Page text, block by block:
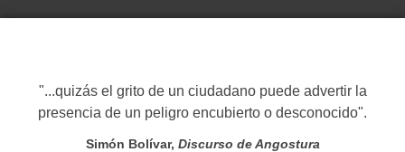
"...quizás el grito de un ciudadano puede advertir la
presencia de un peligro encubierto o desconocido".
Simón Bolívar, Discurso de Angostura